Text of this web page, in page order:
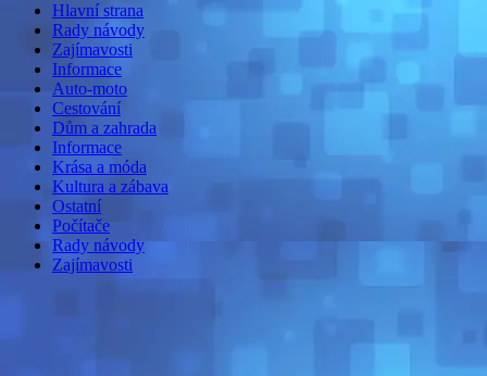
Hlavní strana
Rady návody
Zajímavosti
Informace
Auto-moto
Cestování
Dům a zahrada
Informace
Krása a móda
Kultura a zábava
Ostatní
Počítače
Rady návody
Zajímavosti